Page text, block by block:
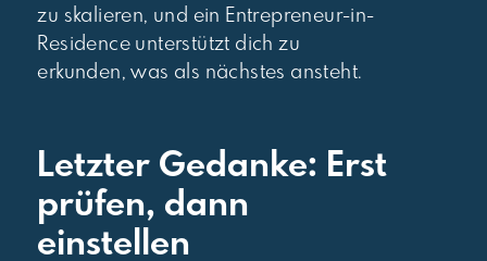
zu skalieren, und ein Entrepreneur-in-
Residence unterstützt dich zu
erkunden, was als nächstes ansteht.
Letzter Gedanke: Erst
prüfen, dann
einstellen